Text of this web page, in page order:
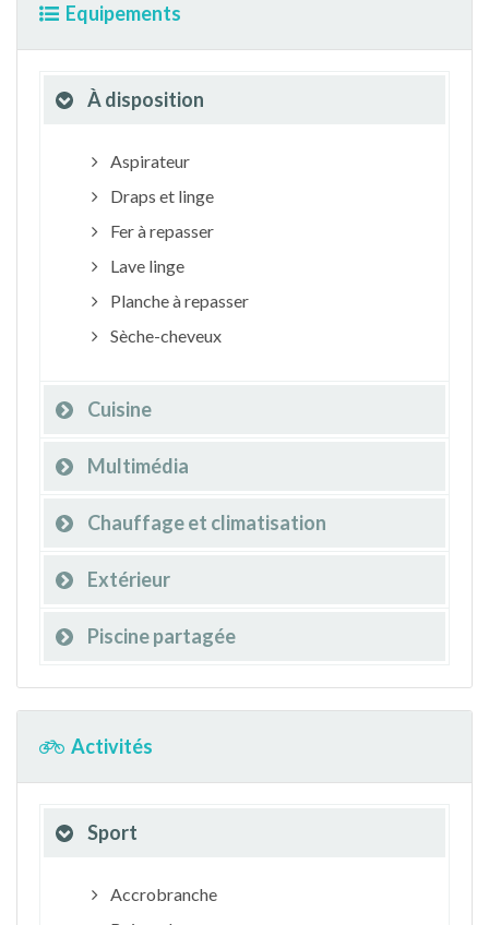
Equipements
À disposition
Aspirateur
Draps et linge
Fer à repasser
Lave linge
Planche à repasser
Sèche-cheveux
Cuisine
Multimédia
Chauffage et climatisation
Extérieur
Piscine partagée
Activités
Sport
Accrobranche